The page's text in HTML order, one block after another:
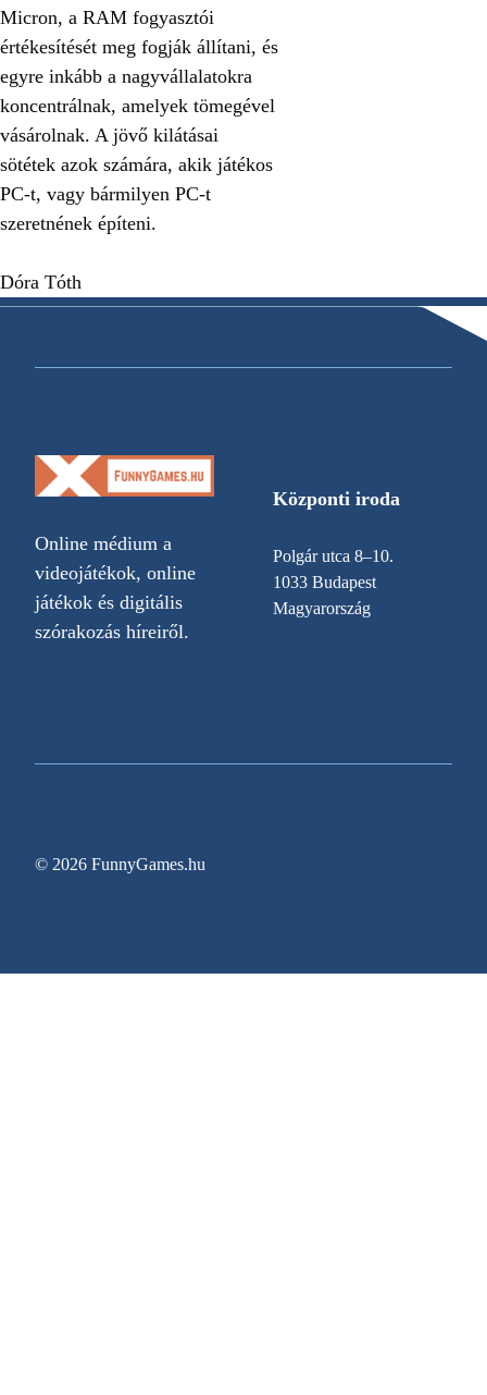
Micron, a RAM fogyasztói
értékesítését meg fogják állítani, és
egyre inkább a nagyvállalatokra
koncentrálnak, amelyek tömegével
vásárolnak. A jövő kilátásai
sötétek azok számára, akik játékos
PC-t, vagy bármilyen PC-t
szeretnének építeni.
Dóra Tóth
Online médium a
videojátékok, online
játékok és digitális
szórakozás híreiről.
Központi iroda
Polgár utca 8–10.
1033 Budapest
Magyarország
© 2026 FunnyGames.hu
Adatvédelem